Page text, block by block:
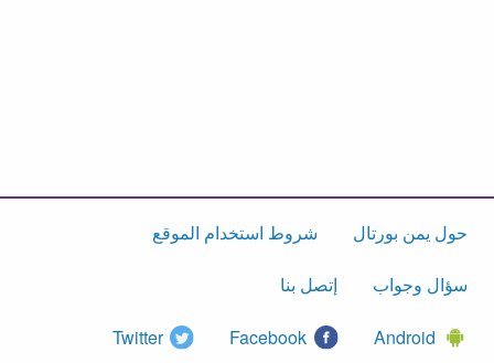
حول يمن بورتال شروط استخدام الموقع
سؤال وجواب إتصل بنا
Android
Facebook
Twitter